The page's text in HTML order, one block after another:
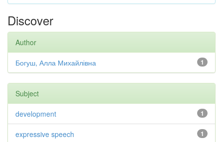
Discover
Author
1
Богуш, Алла Михайлівна
Subject
1
development
1
expressive speech